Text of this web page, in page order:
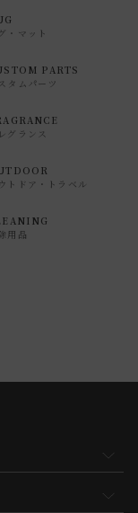
・マット
PARTS
タムパーツ
グランス
トドア・トラベル
用品